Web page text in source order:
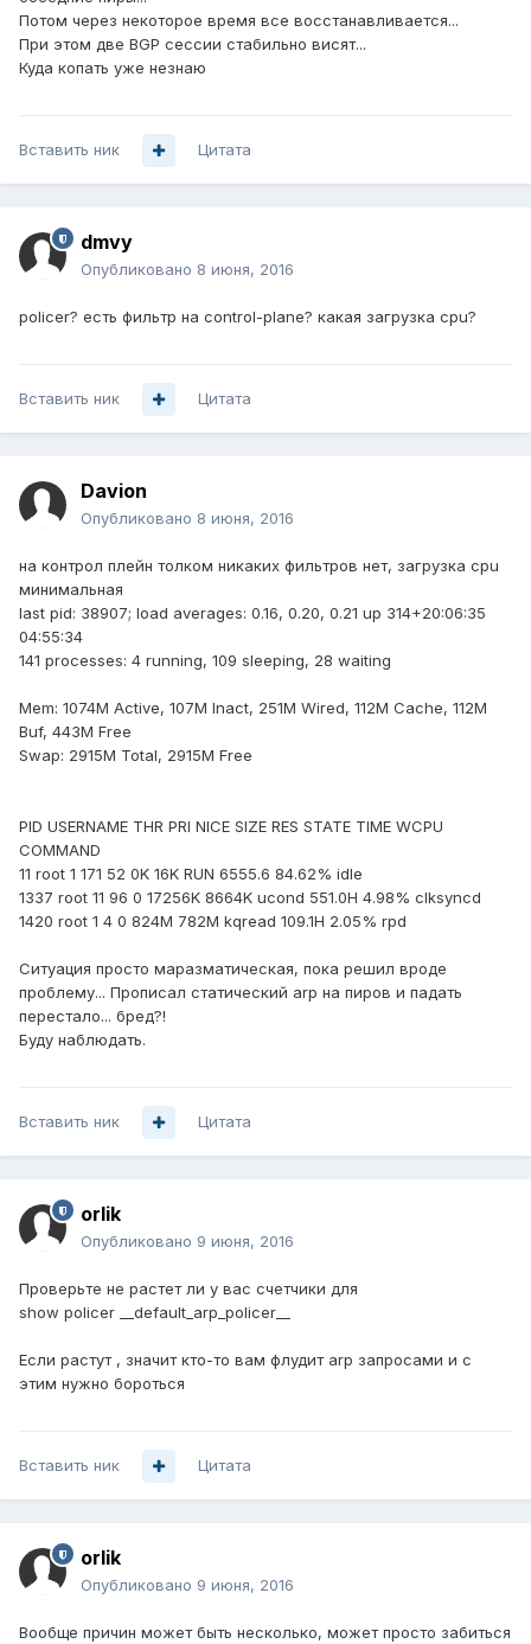
Потом через некоторое время все восстанавливается...
При этом две BGP сессии стабильно висят...
Куда копать уже незнаю
Вставить ник Цитата
dmvy
Опубликовано 8 июня, 2016
policer? есть фильтр на control-plane? какая загрузка cpu?
Вставить ник Цитата
Davion
Опубликовано 8 июня, 2016
на контрол плейн толком никаких фильтров нет, загрузка cpu
минимальная
last pid: 38907; load averages: 0.16, 0.20, 0.21 up 314+20:06:35
04:55:34
141 processes: 4 running, 109 sleeping, 28 waiting
Mem: 1074M Active, 107M Inact, 251M Wired, 112M Cache, 112M
Buf, 443M Free
Swap: 2915M Total, 2915M Free
PID USERNAME THR PRI NICE SIZE RES STATE TIME WCPU
COMMAND
11 root 1 171 52 0K 16K RUN 6555.6 84.62% idle
1337 root 11 96 0 17256K 8664K ucond 551.0H 4.98% clksyncd
1420 root 1 4 0 824M 782M kqread 109.1H 2.05% rpd
Ситуация просто маразматическая, пока решил вроде
проблему... Прописал статический arp на пиров и падать
перестало... бред?!
Буду наблюдать.
Вставить ник Цитата
orlik
Опубликовано 9 июня, 2016
Проверьте не растет ли у вас счетчики для
show policer __default_arp_policer__
Если растут , значит кто-то вам флудит arp запросами и с
этим нужно бороться
Вставить ник Цитата
orlik
Опубликовано 9 июня, 2016
Вообще причин может быть несколько, может просто забиться